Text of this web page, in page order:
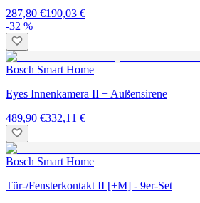
287,80 €190,03 €
-32 %
Bosch Smart Home
Eyes Innenkamera II + Außensirene
489,90 €332,11 €
Bosch Smart Home
Tür-/Fensterkontakt II [+M] - 9er-Set